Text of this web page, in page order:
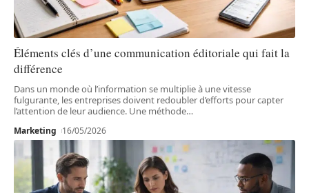
Éléments clés d’une communication éditoriale qui fait la
différence
Dans un monde où l’information se multiplie à une vitesse
fulgurante, les entreprises doivent redoubler d’efforts pour capter
l’attention de leur audience. Une méthode…
Marketing 16/05/2026